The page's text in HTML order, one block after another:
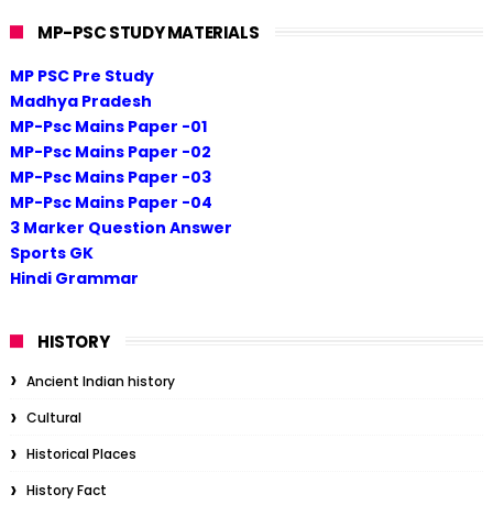
MP-PSC STUDY MATERIALS
MP PSC Pre Study
Madhya Pradesh
MP-Psc Mains Paper -01
MP-Psc Mains Paper -02
MP-Psc Mains Paper -03
MP-Psc Mains Paper -04
3 Marker Question Answer
Sports GK
Hindi Grammar
HISTORY
Ancient Indian history
Cultural
Historical Places
History Fact